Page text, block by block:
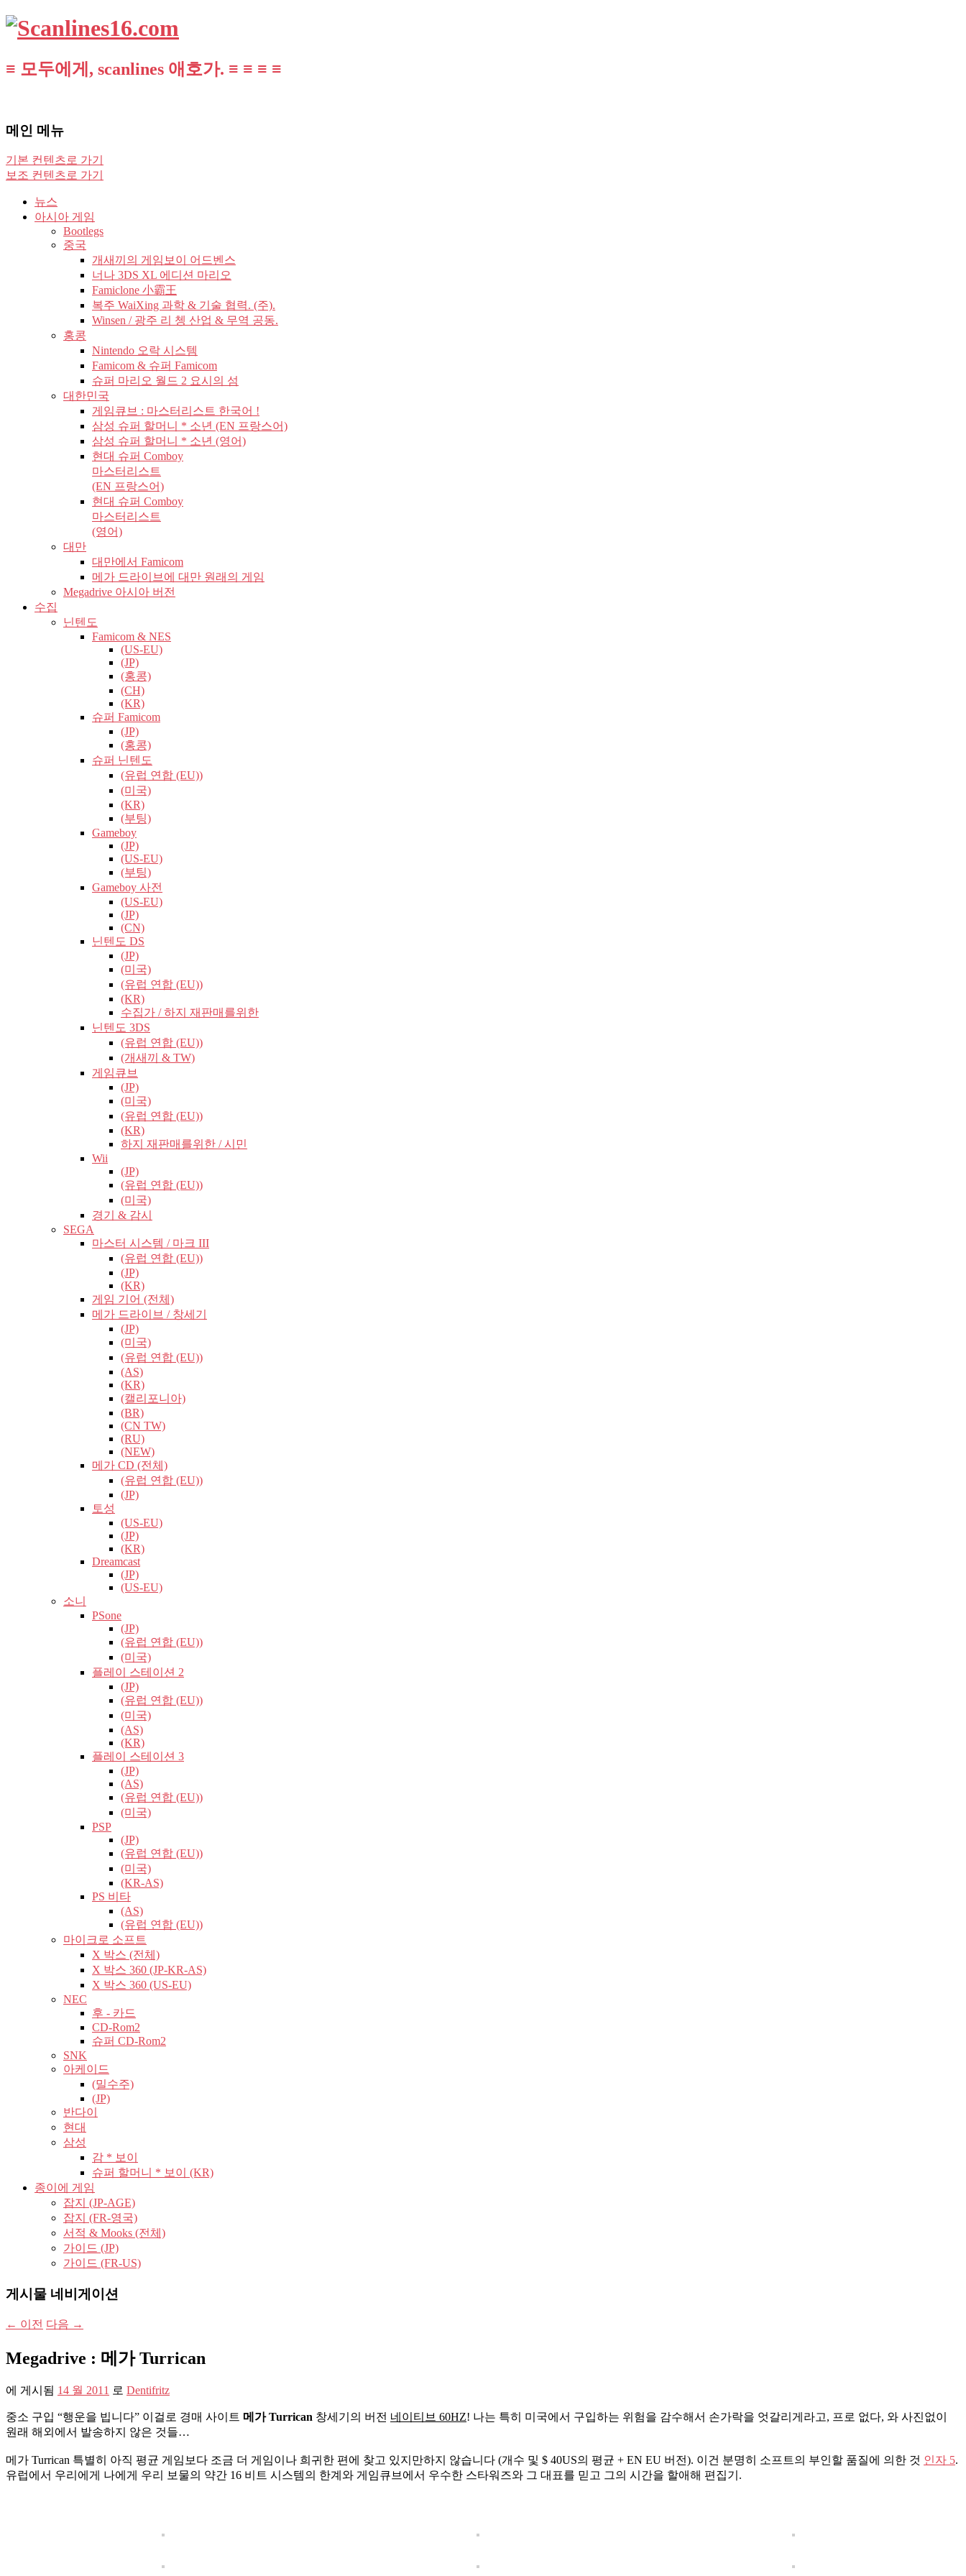
≡ 모두에게, scanlines 애호가. ≡ ≡ ≡ ≡
메인 메뉴
기본 컨텐츠로 가기
보조 컨텐츠로 가기
뉴스
아시아 게임
Bootlegs
중국
개새끼의 게임보이 어드벤스
너나 3DS XL 에디션 마리오
Famiclone 小霸王
복주 WaiXing 과학 & 기술 협력. (주).
Winsen / 광주 리 쳉 산업 & 무역 공동.
홍콩
Nintendo 오락 시스템
Famicom & 슈퍼 Famicom
슈퍼 마리오 월드 2 요시의 섬
대한민국
게임큐브 : 마스터리스트 한국어 !
삼성 슈퍼 할머니 * 소년 (EN 프랑스어)
삼성 슈퍼 할머니 * 소년 (영어)
현대 슈퍼 Comboy
마스터리스트
(EN 프랑스어)
현대 슈퍼 Comboy
마스터리스트
(영어)
대만
대만에서 Famicom
메가 드라이브에 대만 원래의 게임
Megadrive 아시아 버전
수집
닌텐도
Famicom & NES
(US-EU)
(JP)
(홍콩)
(CH)
(KR)
슈퍼 Famicom
(JP)
(홍콩)
슈퍼 닌텐도
(유럽​​ 연합 (EU))
(미국)
(KR)
(부팅)
Gameboy
(JP)
(US-EU)
(부팅)
Gameboy 사전
(US-EU)
(JP)
(CN)
닌텐도 DS
(JP)
(미국)
(유럽​​ 연합 (EU))
(KR)
수집가 / 하지 재판매를위한
닌텐도 3DS
(유럽​​ 연합 (EU))
(개새끼 & TW)
게임큐브
(JP)
(미국)
(유럽​​ 연합 (EU))
(KR)
하지 재판매를위한 / 시민
Wii
(JP)
(유럽​​ 연합 (EU))
(미국)
경기 & 감시
SEGA
마스터 시스템 / 마크 III
(유럽​​ 연합 (EU))
(JP)
(KR)
게임 기어 (전체)
메가 드라이브 / 창세기
(JP)
(미국)
(유럽​​ 연합 (EU))
(AS)
(KR)
(캘리포니아)
(BR)
(CN TW)
(RU)
(NEW)
메가 CD (전체)
(유럽​​ 연합 (EU))
(JP)
토성
(US-EU)
(JP)
(KR)
Dreamcast
(JP)
(US-EU)
소니
PSone
(JP)
(유럽​​ 연합 (EU))
(미국)
플레이 스테이션 2
(JP)
(유럽​​ 연합 (EU))
(미국)
(AS)
(KR)
플레이 스테이션 3
(JP)
(AS)
(유럽​​ 연합 (EU))
(미국)
PSP
(JP)
(유럽​​ 연합 (EU))
(미국)
(KR-AS)
PS 비타
(AS)
(유럽​​ 연합 (EU))
마이크로 소프트
X 박스 (전체)
X 박스 360 (JP-KR-AS)
X 박스 360 (US-EU)
NEC
후 - 카드
CD-Rom2
슈퍼 CD-Rom2
SNK
아케이드
(밀수주)
(JP)
반다이
현대
삼성
감 * 보이
슈퍼 할머니 * 보이 (KR)
종이에 게임
잡지 (JP-AGE)
잡지 (FR-영국)
서적 & Mooks (전체)
가이드 (JP)
가이드 (FR-US)
게시물 네비게이션
← 이전 다음 →
Megadrive : 메가 Turrican
에 게시됨 14 월 2011 로 Dentifritz
중소 구입 “행운을 빕니다” 이걸로 경매 사이트 메가 Turrican 창세기의 버전 네이티브 60HZ! 나는 특히 미국에서 구입하는 위험을 감수해서 손가락을 엇갈리게라고, 프로 없다, 와 사진없이
원래 해외에서 발송하지 않은 것들…
메가 Turrican 특별히 아직 평균 게임보다 조금 더 게임이나 희귀한 편에 찾고 있지만하지 않습니다 (개수 및 $ 40US의 평균 + EN EU 버전). 이건 분명히 소프트의 부인할 품질에 의한 것 인자 5.
유럽​​에서 우리에게 나에게 우리 보물의 약간 16 비트 시스템의 한계와 게임큐브에서 우수한 스타워즈와 그 대표를 믿고 그의 시간을 할애해 편집기.